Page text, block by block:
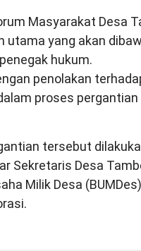
Masyarakat Desa
yang akan
hukum.
penolakan
proses
tersebut
Sekretaris Desa
Milik Desa